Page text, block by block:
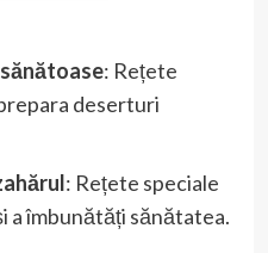
: Rețete
deserturi
: Rețete speciale
a îmbunătăți sănătatea.